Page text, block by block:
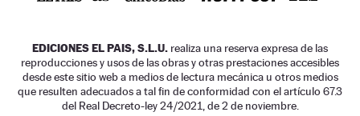
EDICIONES EL PAIS, S.L.U. realiza una reserva expresa de las
reproducciones y usos de las obras y otras prestaciones accesibles
desde este sitio web a medios de lectura mecánica u otros medios
que resulten adecuados a tal fin de conformidad con el artículo 67.3
del Real Decreto-ley 24/2021, de 2 de noviembre.